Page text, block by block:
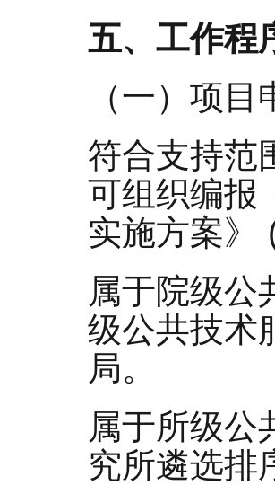
五、工作程
（一）项目
符合支持范
可组织编报
实施方案》
属于院级公
级公共技术
局。
属于所级公
究所遴选排